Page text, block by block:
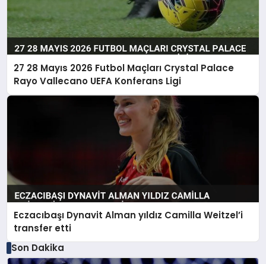
27 28 Mayıs 2026 Futbol Maçları Crystal Palace
Rayo Vallecano UEFA Konferans Ligi
Eczacıbaşı Dynavit Alman yıldız Camilla Weitzel’i
transfer etti
Son Dakika